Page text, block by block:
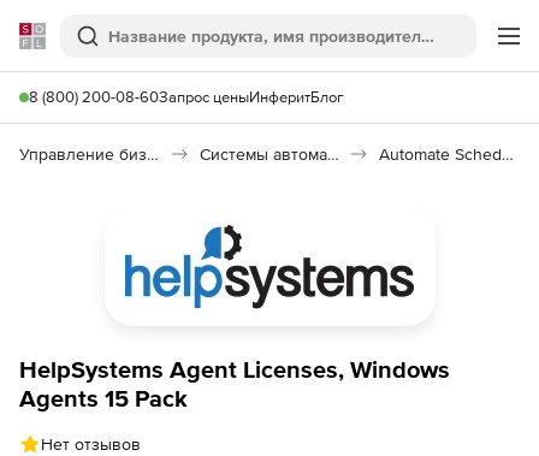
Softline
Поиск
8 (800) 200-08-60Запрос ценыИнферитБлог
Управление бизнесом, CRM/ERP Системы автоматизации Automate Schedule
HelpSystems Agent Licenses, Windows
Agents 15 Pack
Нет отзывов